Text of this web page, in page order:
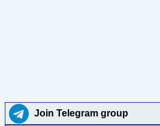
Join Telegram group